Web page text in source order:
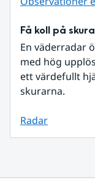
Få koll på
En väderradar
med hög
ett värdefullt
skurarna.
Radar